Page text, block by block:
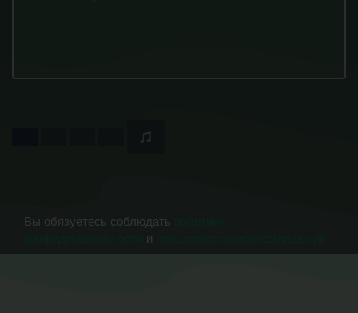
Вы обязуетесь соблюдать
и